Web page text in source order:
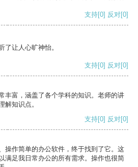
支持[0] 反对[0]
了让人心旷神怡。
支持[0] 反对[0]
丰富，涵盖了各个学科的知识。老师的讲
解知识点。
支持[0] 反对[0]
操作简单的办公软件，终于找到了它。这
满足我日常办公的所有需求。操作也很简